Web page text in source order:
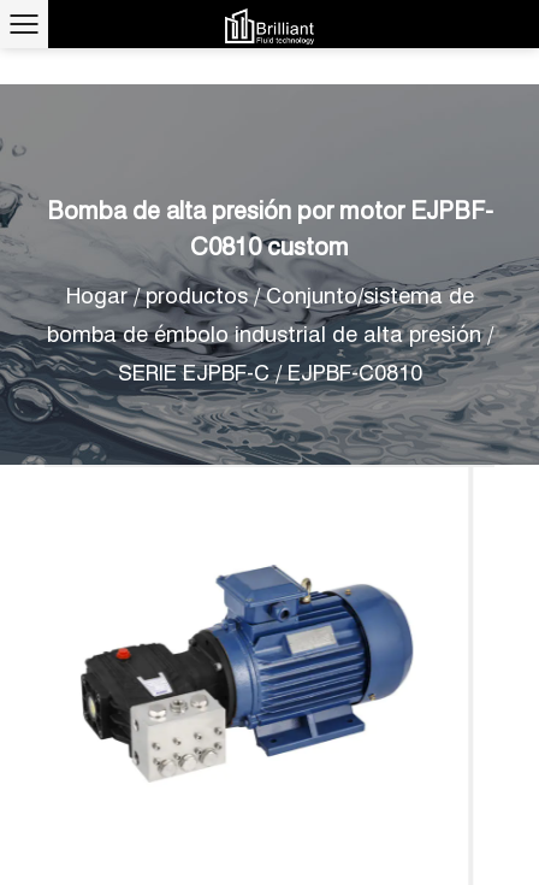
Bomba de alta presión por motor EJPBF-
C0810 custom
Hogar/productos/Conjunto/sistema de
bomba de émbolo industrial de alta presión/
SERIE EJPBF-C/EJPBF-C0810